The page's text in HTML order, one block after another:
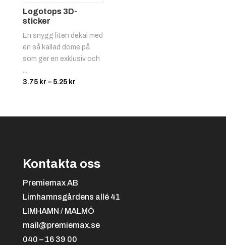
Logotops 3D-
sticker
En snygg liten dekal med
en så kallad dome på
som ger en exklusiv och
3.75 kr – 5.25 krPrisintervall:
5.25 kr
Kontakta oss
Premiemax AB
Limhamnsgårdens allé 41
LIMHAMN / MALMÖ
mail@premiemax.se
040 – 16 39 00